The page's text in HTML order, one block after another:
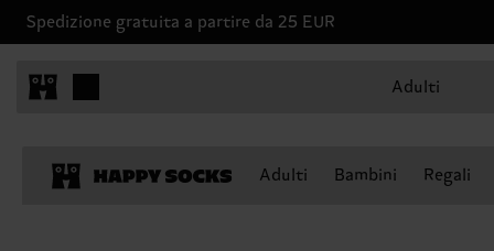
Spedizione gratuita a partire da 25 EUR
Adulti
Adulti Bambini Regali